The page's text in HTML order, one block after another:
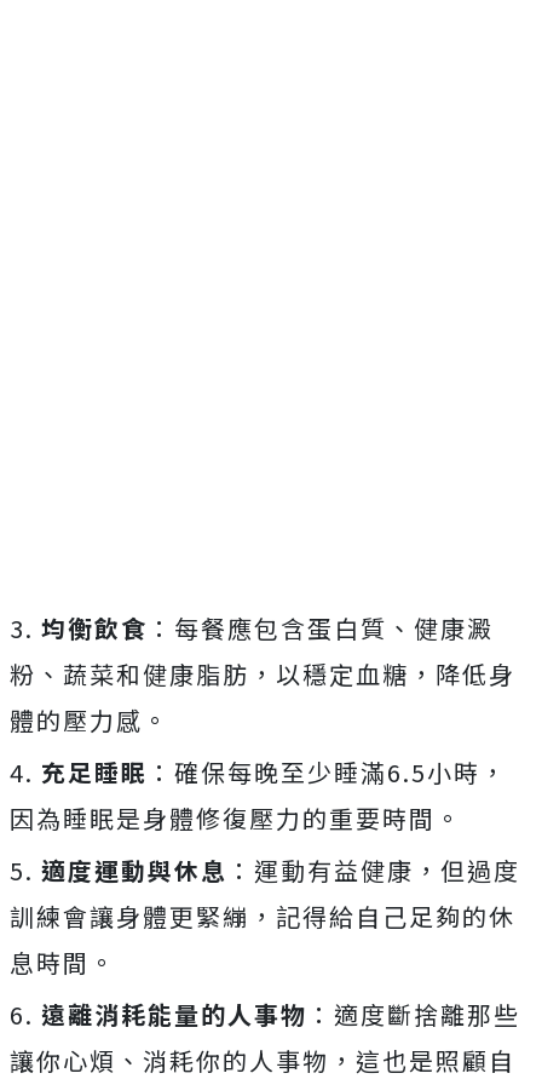
3. 均衡飲食 ：每餐應包含蛋白質、健康澱
粉、蔬菜和健康脂肪，以穩定血糖，降低身
體的壓力感。
4. 充足睡眠 ：確保每晚至少睡滿6.5小時，
因為睡眠是身體修復壓力的重要時間。
5. 適度運動與休息 ：運動有益健康，但過度
訓練會讓身體更緊繃，記得給自己足夠的休
息時間。
6. 遠離消耗能量的人事物 ：適度斷捨離那些
讓你心煩、消耗你的人事物，這也是照顧自